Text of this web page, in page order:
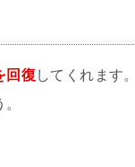
回復 してくれます